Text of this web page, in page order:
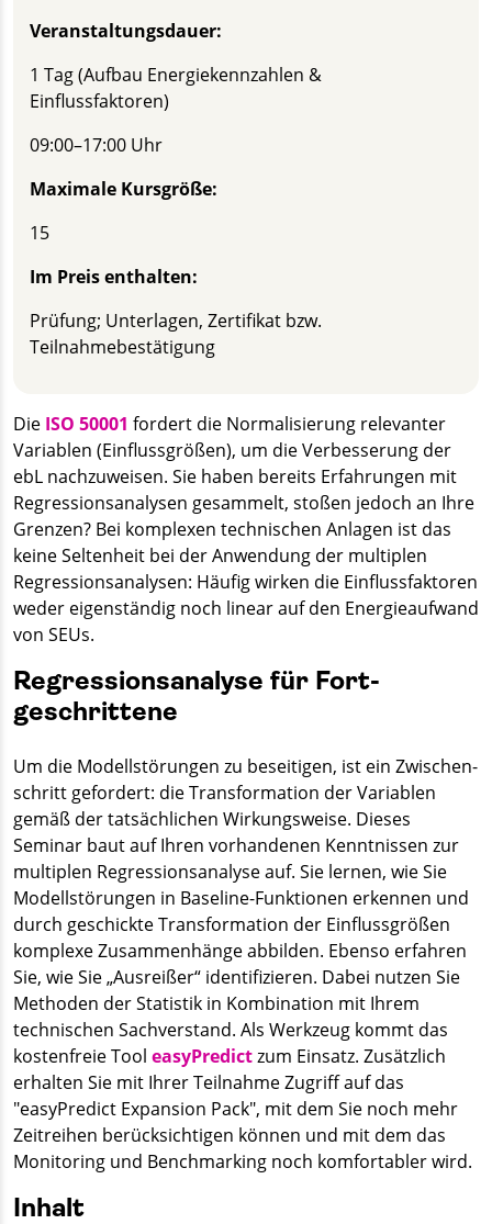
Veranstaltungsdauer:
1 Tag (Aufbau Energiekennzahlen &
Einflussfaktoren)
09:00–17:00 Uhr
Maximale Kursgröße:
15
Im Preis enthalten:
Prüfung; Unterlagen, Zertifikat bzw.
Teilnahmebestätigung
Die ISO 50001 fordert die Normalisierung relevanter
Variablen (Einfluss­größen), um die Verbesserung der
ebL nachzuweisen. Sie haben bereits Erfahrungen mit
Regressions­analysen gesammelt, stoßen jedoch an Ihre
Grenzen? Bei komplexen technischen Anlagen ist das
keine Seltenheit bei der Anwendung der multiplen
Regressions­analysen: Häufig wirken die Einfluss­faktoren
weder eigenständig noch linear auf den Energie­aufwand
von SEUs.
Regressions­analyse für Fort­
geschrittene
Um die Modell­störungen zu beseitigen, ist ein Zwischen­
schritt gefordert: die Transformation der Variablen
gemäß der tatsächlichen Wirkungs­weise. Dieses
Seminar baut auf Ihren vorhandenen Kenntnissen zur
multiplen Regressions­analyse auf. Sie lernen, wie Sie
Modell­störungen in Baseline-Funktionen erkennen und
durch geschickte Transformation der Einfluss­größen
komplexe Zusammenhänge abbilden. Ebenso erfahren
Sie, wie Sie „Ausreißer“ identifizieren. Dabei nutzen Sie
Methoden der Statistik in Kombination mit Ihrem
technischen Sachverstand. Als Werkzeug kommt das
kostenfreie Tool easyPredictzum Einsatz. Zusätzlich
erhalten Sie mit Ihrer Teilnahme Zugriff auf das
"easyPredict Expansion Pack", mit dem Sie noch mehr
Zeitreihen berücksichtigen können und mit dem das
Monitoring und Benchmarking noch komfortabler wird.
Inhalt